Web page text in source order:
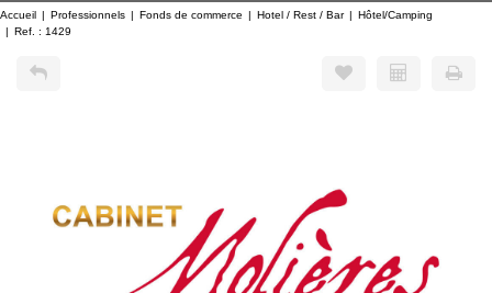
Accueil Professionnels Fonds de commerce Hotel / Rest / Bar
Hôtel/Camping
Ref. : 1429